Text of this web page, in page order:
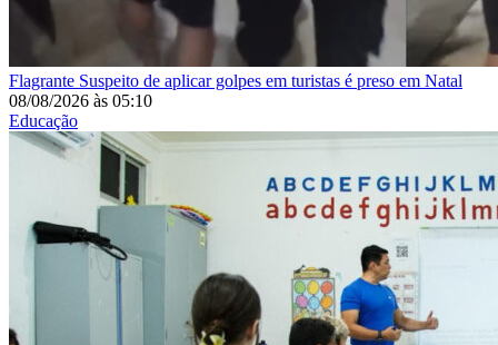
Flagrante Suspeito de aplicar golpes em turistas é preso em Natal
08/08/2026 às 05:10
Educação